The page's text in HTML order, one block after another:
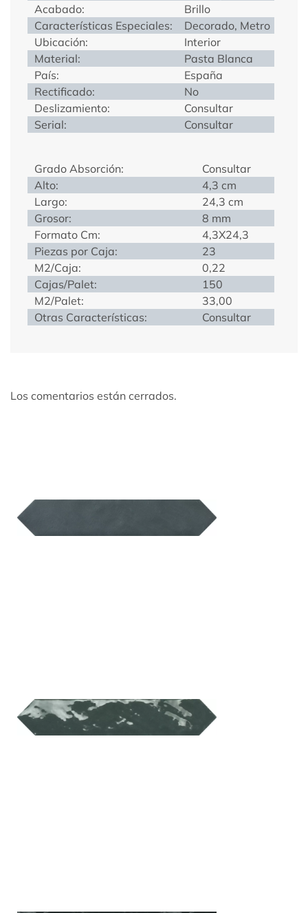
Acabado:
Brillo
Características Especiales:
Decorado, Metro
Ubicación:
Interior
Material:
Pasta Blanca
País:
España
Rectificado:
No
Deslizamiento:
Consultar
Serial:
Consultar
Grado Absorción:
Consultar
Alto:
4,3 cm
Largo:
24,3 cm
Grosor:
8 mm
Formato Cm:
4,3X24,3
Piezas por Caja:
23
M2/Caja:
0,22
Cajas/Palet:
150
M2/Palet:
33,00
Otras Características:
Consultar
Los comentarios están cerrados.